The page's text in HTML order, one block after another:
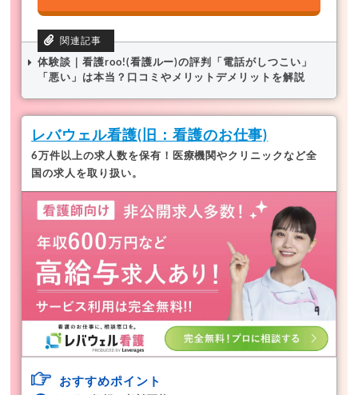
体験談｜看護roo!(看護ルー)の評判「電話がしつこい」
「悪い」は本当？口コミやメリットデメリットを解説
レバウェル看護(旧：看護のお仕事)
6万件以上の求人数を保有！医療機関やクリニックなど全
国の求人を取り扱い。
おすすめポイント